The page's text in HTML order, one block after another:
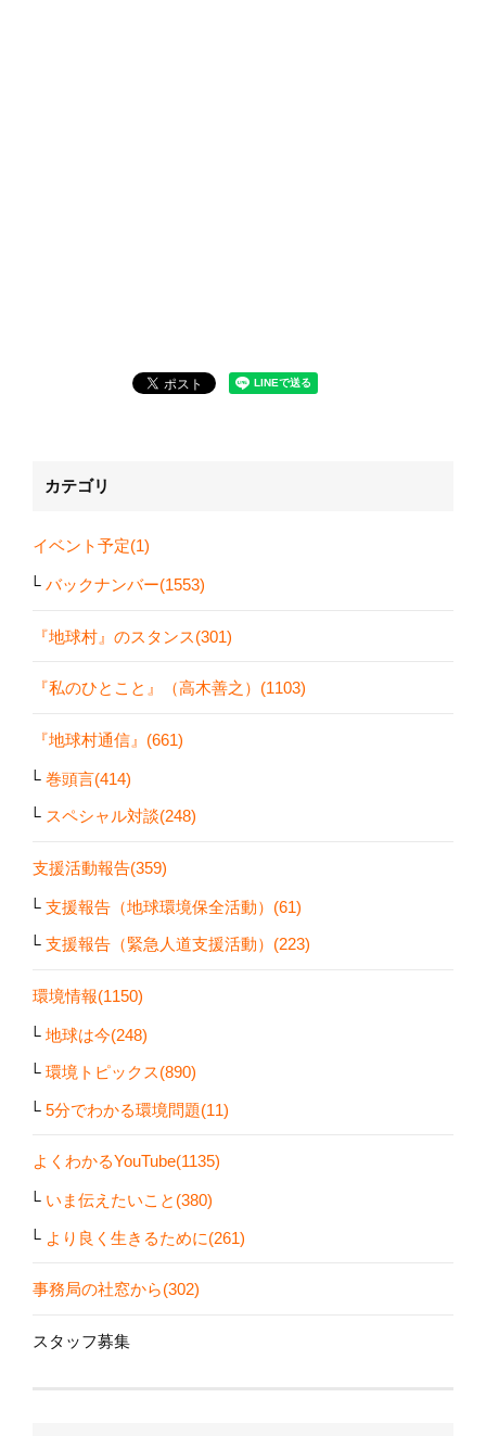
カテゴリ
イベント予定(1)
バックナンバー(1553)
『地球村』のスタンス(301)
『私のひとこと』（高木善之）(1103)
『地球村通信』(661)
巻頭言(414)
スペシャル対談(248)
支援活動報告(359)
支援報告（地球環境保全活動）(61)
支援報告（緊急人道支援活動）(223)
環境情報(1150)
地球は今(248)
環境トピックス(890)
5分でわかる環境問題(11)
よくわかるYouTube(1135)
いま伝えたいこと(380)
より良く生きるために(261)
事務局の社窓から(302)
スタッフ募集